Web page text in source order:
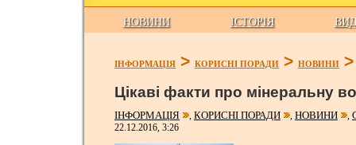
НОВИНИ ІСТОРІЯ
ІНФОРМАЦІЯ > КОРИСНІ ПОРАДИ > НОВИНИ
Цікаві факти про мінеральну
ІНФОРМАЦІЯ , КОРИСНІ ПОРАДИ , НОВИНИ ,
22.12.2016, 3:26